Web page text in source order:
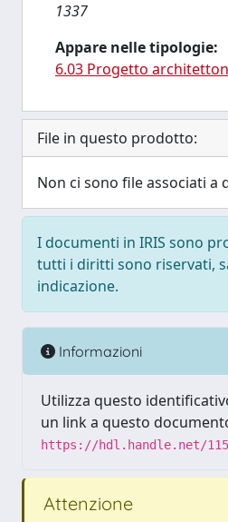
1337
Appare nelle tipologie:
6.03 Progetto
File in questo prodotto:
Non ci sono file associati a
I documenti in IRIS sono
tutti i diritti sono riservati,
indicazione.
Informazioni
Utilizza questo
un link a questo
https://hdl.handle.net/
Attenzione